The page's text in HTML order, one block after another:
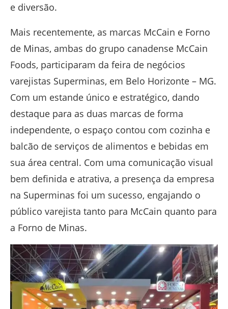
e diversão.
Mais recentemente, as marcas McCain e Forno
de Minas, ambas do grupo canadense McCain
Foods, participaram da feira de negócios
varejistas Superminas, em Belo Horizonte – MG.
Com um estande único e estratégico, dando
destaque para as duas marcas de forma
independente, o espaço contou com cozinha e
balcão de serviços de alimentos e bebidas em
sua área central. Com uma comunicação visual
bem definida e atrativa, a presença da empresa
na Superminas foi um sucesso, engajando o
público varejista tanto para McCain quanto para
a Forno de Minas.